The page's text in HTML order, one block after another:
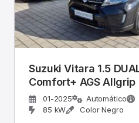
Suzuki Vitara 1.5
Comfort+ AGS Allgrip
01-2025 Automático
85 kW
Color Negro